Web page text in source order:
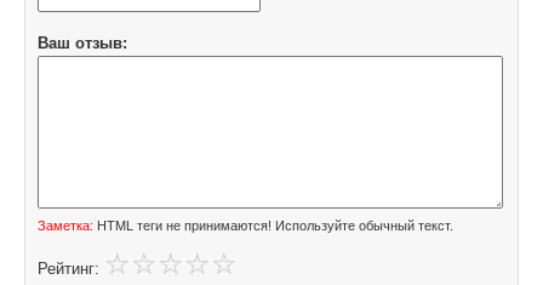
Ваш отзыв:
Заметка: HTML теги не принимаются! Используйте обычный текст.
Рейтинг: